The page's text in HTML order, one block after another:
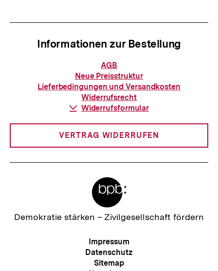
Informationen zur Bestellung
Informationen
zur
Bestellung
AGB
Neue Preisstruktur
Lieferbedingungen und Versandkosten
Widerrufsrecht
Download-
Widerrufsformular
VERTRAG WIDERRUFEN
Zur
Demokratie stärken – Zivilgesellschaft fördern
Meta-
Navigation
Impressum
Datenschutz
Sitemap